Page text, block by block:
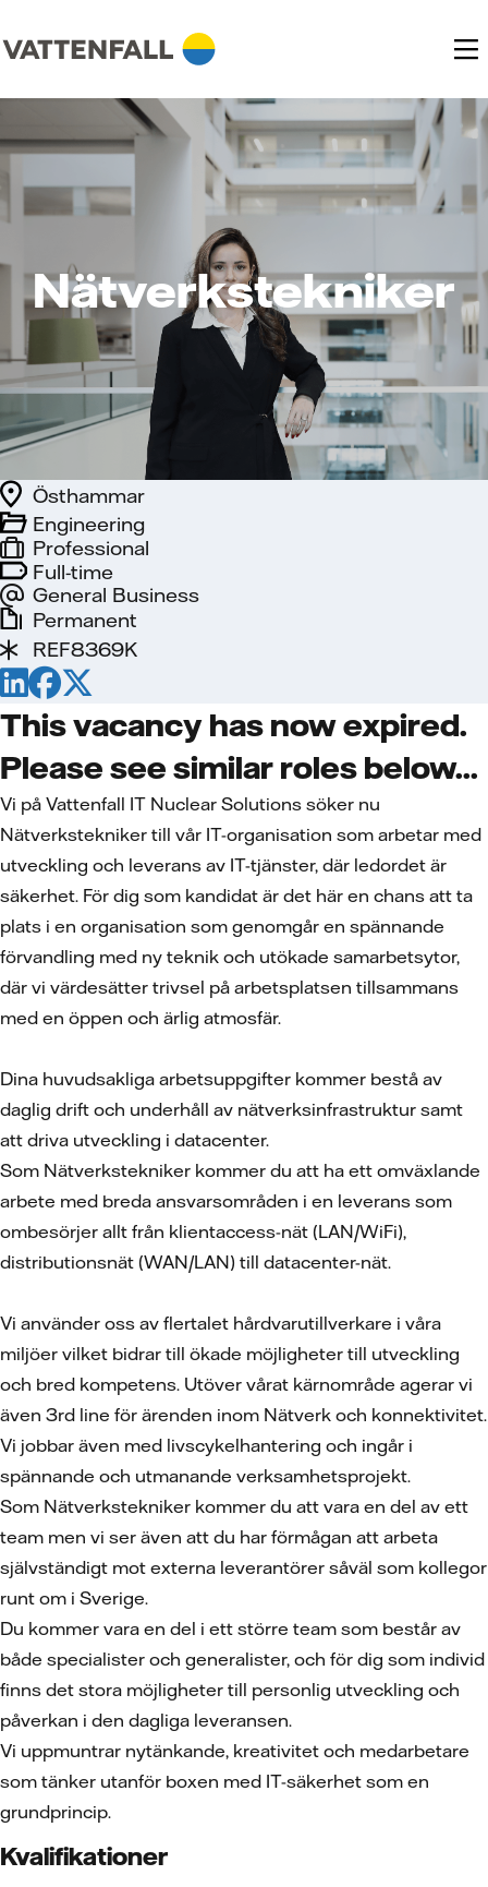
Nätverkstekniker
Full-time
General Business
Engineering
Östhammar
Professional
Permanent
REF8369K
This vacancy has now expired.
Please see similar roles below...
Vi på Vattenfall IT Nuclear Solutions söker nu
Nätverkstekniker till vår IT-organisation som arbetar med
utveckling och leverans av IT-tjänster, där ledordet är
säkerhet. För dig som kandidat är det här en chans att ta
plats i en organisation som genomgår en spännande
förvandling med ny teknik och utökade samarbetsytor,
där vi värdesätter trivsel på arbetsplatsen tillsammans
med en öppen och ärlig atmosfär.
Dina huvudsakliga arbetsuppgifter kommer bestå av
daglig drift och underhåll av nätverksinfrastruktur samt
att driva utveckling i datacenter.
Som Nätverkstekniker kommer du att ha ett omväxlande
arbete med breda ansvarsområden i en leverans som
ombesörjer allt från klientaccess-nät (LAN/WiFi),
distributionsnät (WAN/LAN) till datacenter-nät.
Vi använder oss av flertalet hårdvarutillverkare i våra
miljöer vilket bidrar till ökade möjligheter till utveckling
och bred kompetens. Utöver vårat kärnområde agerar vi
även 3rd line för ärenden inom Nätverk och konnektivitet.
Vi jobbar även med livscykelhantering och ingår i
spännande och utmanande verksamhetsprojekt.
Som Nätverkstekniker kommer du att vara en del av ett
team men vi ser även att du har förmågan att arbeta
självständigt mot externa leverantörer såväl som kollegor
runt om i Sverige.
Du kommer vara en del i ett större team som består av
både specialister och generalister, och för dig som individ
finns det stora möjligheter till personlig utveckling och
påverkan i den dagliga leveransen.
Vi uppmuntrar nytänkande, kreativitet och medarbetare
som tänker utanför boxen med IT-säkerhet som en
grundprincip.
Kvalifikationer